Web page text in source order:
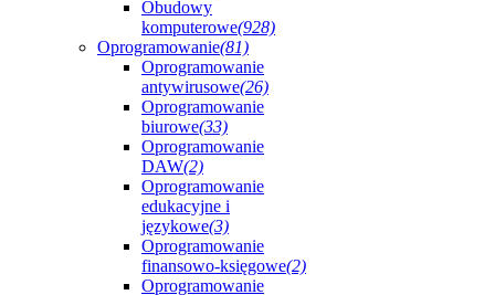
Obudowy
komputerowe(928)
Oprogramowanie(81)
Oprogramowanie
antywirusowe(26)
Oprogramowanie
biurowe(33)
Oprogramowanie
DAW(2)
Oprogramowanie
edukacyjne i
językowe(3)
Oprogramowanie
finansowo-księgowe(2)
Oprogramowanie